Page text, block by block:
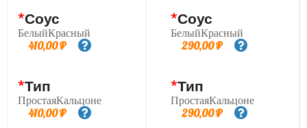
*Соус
БелыйКрасный
410,00₽
*Тип
ПростаяКальцоне
410,00₽
*Соус
БелыйКрасный
290,00₽
*Тип
ПростаяКальцоне
290,00₽